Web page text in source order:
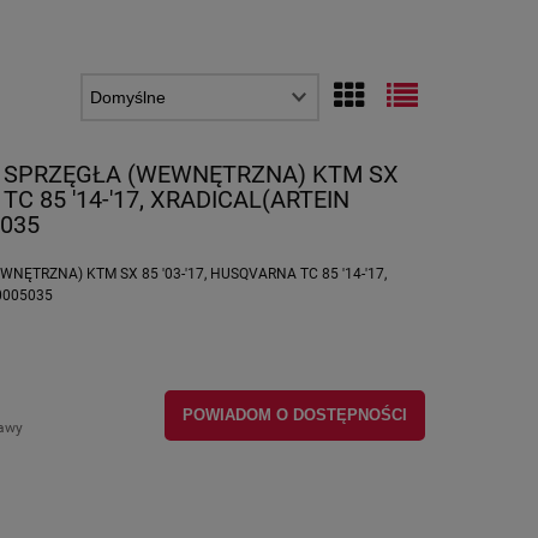
(WEWNĘTRZNA) KTM SX
85 '14-'17, XRADICAL(ARTEIN
KTM SX 85 '03-'17, HUSQVARNA TC 85 '14-'17,
POWIADOM O DOSTĘPNOŚCI